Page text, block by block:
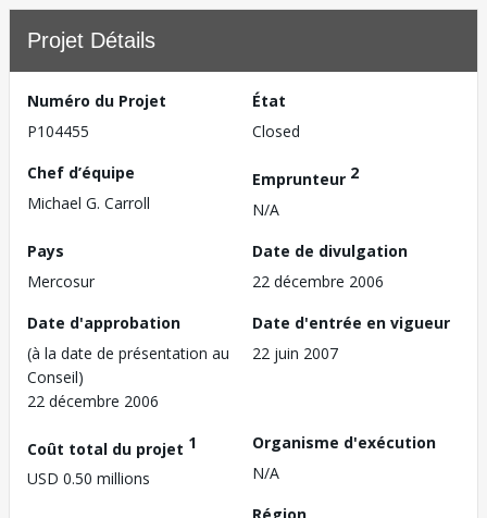
Projet Détails
Numéro du Projet
P104455
État
Closed
Chef d’équipe
Michael G. Carroll
Emprunteur 2
N/A
Pays
Mercosur
Date de divulgation
22 décembre 2006
Date d'approbation
(à la date de présentation au
Conseil)
22 décembre 2006
Date d'entrée en vigueur
22 juin 2007
Coût total du projet 1
USD 0.50 millions
Organisme d'exécution
N/A
Région